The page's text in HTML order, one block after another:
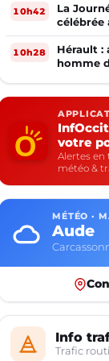
10h42
La
célébrée
10h28
Hérault :
homme
votre
Alertes en
météo &
MÉTÉO ·
Aude
Info
Trafic